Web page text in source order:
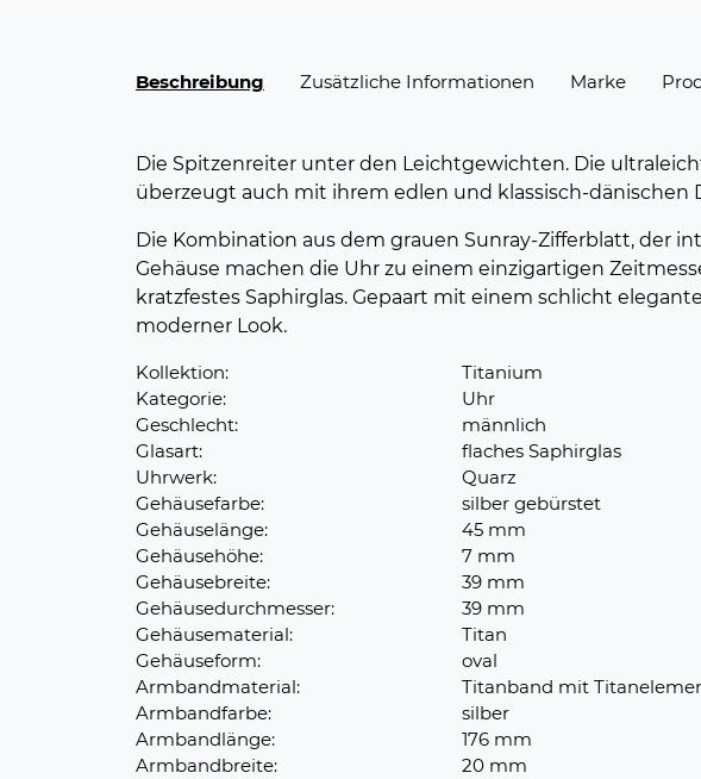
Beschreibung Zusätzliche Informationen Marke
Die Spitzenreiter unter den Leichtgewichten. Die
überzeugt auch mit ihrem edlen und klassisch-dänischen
Die Kombination aus dem grauen Sunray-Zifferblatt, der
Gehäuse machen die Uhr zu einem einzigartigen
kratzfestes Saphirglas. Gepaart mit einem schlicht
moderner Look.
Kollektion:
Titanium
Kategorie:
Uhr
Geschlecht:
männlich
Glasart:
flaches Saphirglas
Uhrwerk:
Quarz
Gehäusefarbe:
silber gebürstet
Gehäuselänge:
45 mm
Gehäusehöhe:
7 mm
Gehäusebreite:
39 mm
Gehäusedurchmesser:
39 mm
Gehäusematerial:
Titan
Gehäuseform:
oval
Armbandmaterial:
Titanband mit
Armbandfarbe:
silber
Armbandlänge:
176 mm
Armbandbreite:
20 mm